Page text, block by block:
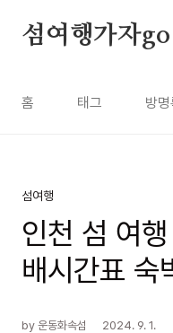
섬여행가자go
홈 태그 방명
섬여행
인천 섬 여
배시간표 숙
by 운동화속섬 2024. 9. 1.